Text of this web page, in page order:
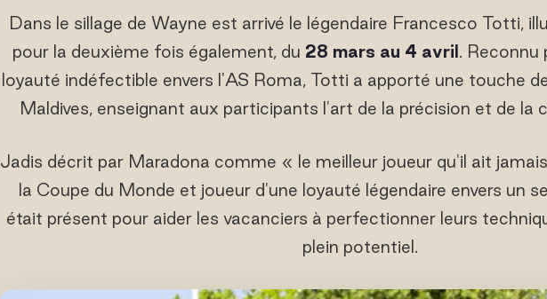
Dans le sillage de Wayne est arrivé le légendaire Francesco Totti,
pour la deuxième fois également, du 28 mars au 4 avril . Reconnu
loyauté indéfectible envers l'AS Roma, Totti a apporté une touche
Maldives, enseignant aux participants l'art de la précision et de la
Jadis décrit par Maradona comme « le meilleur joueur qu'il ait
la Coupe du Monde et joueur d'une loyauté légendaire envers un
était présent pour aider les vacanciers à perfectionner leurs
plein potentiel.